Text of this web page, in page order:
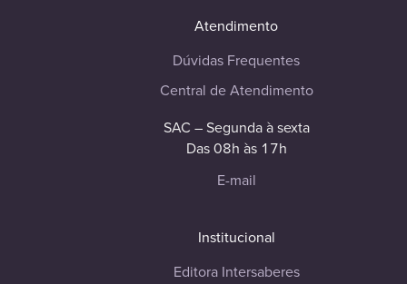
Atendimento
Dúvidas Frequentes
Central de Atendimento
SAC – Segunda à sexta
Das 08h às 17h
E-mail
Institucional
Editora Intersaberes